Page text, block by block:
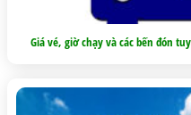
Giá vé, giờ chạy và các bến đón